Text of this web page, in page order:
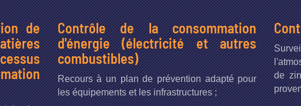
de
Contrôle de la consommation
d'énergie (électricité et autres
combustibles)
Recours à un plan de prévention adapté pour
les équipements et les infrastructures ;
de